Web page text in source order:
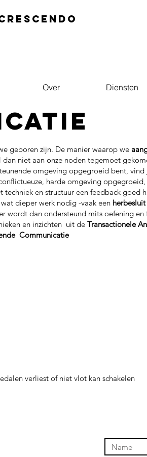
Over Diensten
geboren zijn. De manier waarop we
dan niet aan onze noden tegemoet
omgeving opgegroeid bent,
harde omgeving
techniek en structuur een feedback
dieper werk nodig -vaak een herbesluit
wordt dan ondersteund mits oefening
en inzichten uit de Transactionele
Communicatie
verliest of niet vlot kan schakelen